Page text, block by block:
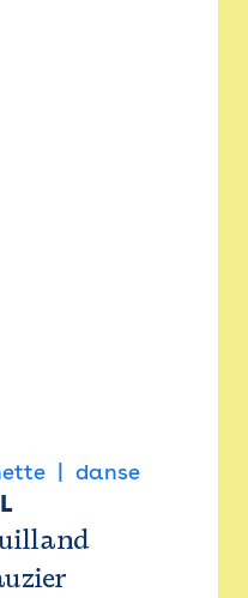
danse